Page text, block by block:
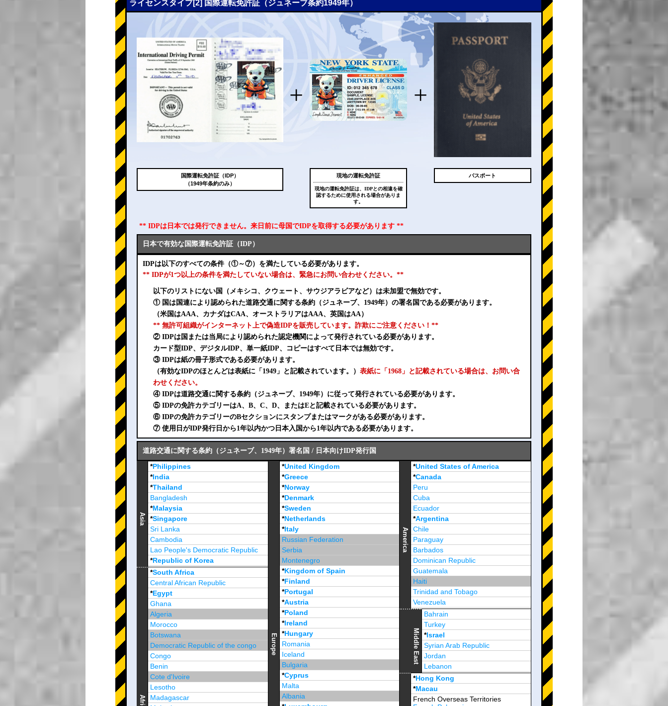
ライセンスタイプ[2] 国際運転免許証（ジュネーブ条約1949年）
+ +
国際運転免許証（IDP）
（1949年条約のみ）
現地の運転免許証
現地の運転免許証は、IDPとの相違を確
認するために使用される場合がありま
す。
パスポート
** IDPは日本では発行できません。来日前に母国でIDPを取得する必要があります **
日本で有効な国際運転免許証（IDP）
IDPは以下のすべての条件（①～⑦）を満たしている必要があります。
** IDPが1つ以上の条件を満たしていない場合は、緊急にお問い合わせください。**
以下のリストにない国（メキシコ、クウェート、サウジアラビアなど）は未加盟で無効です。
① 国は国連により認められた道路交通に関する条約（ジュネーブ、1949年）の署名国である必要があります。
（米国はAAA、カナダはCAA、オーストラリアはAAA、英国はAA）
** 無許可組織がインターネット上で偽造IDPを販売しています。詐欺にご注意ください！**
② IDPは国または当局により認められた認定機関によって発行されている必要があります。
カード型IDP、デジタルIDP、単一紙IDP、コピーはすべて日本では無効です。
③ IDPは紙の冊子形式である必要があります。
（有効なIDPのほとんどは表紙に「1949」と記載されています。） 表紙に「1968」と記載されている場合は、お問い合
わせください。
④ IDPは道路交通に関する条約（ジュネーブ、1949年）に従って発行されている必要があります。
⑤ IDPの免許カテゴリーはA、B、C、D、またはEと記載されている必要があります。
⑥ IDPの免許カテゴリーのBセクションにスタンプまたはマークがある必要があります。
⑦ 使用日がIDP発行日から1年以内かつ日本入国から1年以内である必要があります。
道路交通に関する条約（ジュネーブ、1949年）署名国 / 日本向けIDP発行国
Asia
*Philippines
*India
*Thailand
Bangladesh
*Malaysia
*Singapore
Sri Lanka
Cambodia
Lao People's Democratic Republic
*Republic of Korea
Brunei Darussalam
*South Africa
Central African Republic
*Egypt
Ghana
Algeria
Morocco
Botswana
Democratic Republic of the congo
Congo
Benin
Cote d'Ivoire
Lesotho
Madagascar
Europe
*United Kingdom
*Greece
*Norway
*Denmark
*Sweden
*Netherlands
*Italy
Russian Federation
Serbia
Montenegro
*Kingdom of Spain
*Finland
*Portugal
*Austria
*Poland
*Ireland
*Hungary
Romania
Iceland
Bulgaria
*Cyprus
Malta
Albania
America
*United States of America
*Canada
Peru
Cuba
Ecuador
*Argentina
Chile
Paraguay
Barbados
Dominican Republic
Guatemala
Haiti
Trinidad and Tobago
Venezuela
Jamaica
Middle East
Bahrain
Turkey
*Israel
Syrian Arab Republic
Jordan
Lebanon
*United Arab Emirates
*Hong Kong
*Macau
French Overseas Territories